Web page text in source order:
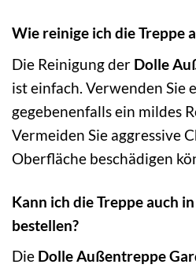
Wie reinige ich die Treppe
Die Reinigung der Dolle
ist einfach. Verwenden Sie
gegebenenfalls ein mildes
Vermeiden Sie aggressive
Oberfläche beschädigen
Kann ich die Treppe auch
bestellen?
Die Dolle Außentreppe